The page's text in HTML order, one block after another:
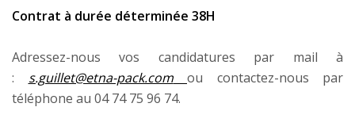
Contrat à durée déterminée 38H
Adressez-nous vos candidatures par mail à
: s.guillet@etna-pack.com
ou contactez-nous par
téléphone au 04 74 75 96 74.